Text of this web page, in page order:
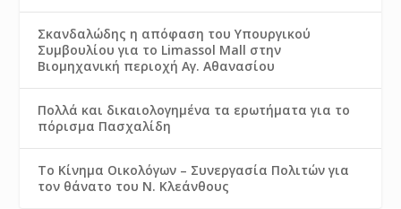
Σκανδαλώδης η απόφαση του Υπουργικού
Συμβουλίου για το Limassol Mall στην
Βιομηχανική περιοχή Αγ. Αθανασίου
Πολλά και δικαιολογημένα τα ερωτήματα για το
πόρισμα Πασχαλίδη
Το Κίνημα Οικολόγων – Συνεργασία Πολιτών για
τον θάνατο του Ν. Κλεάνθους